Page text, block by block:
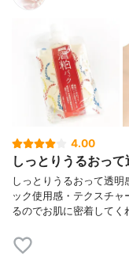
4.00
しっとりうるおっ
しっとりうるおって透
ック使用感・テクスチ
るのでお肌に密着してく